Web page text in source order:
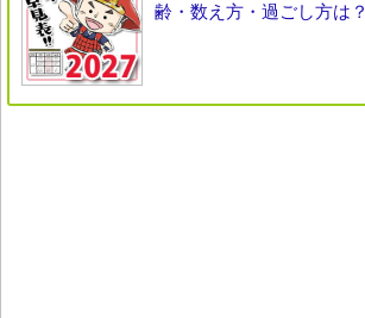
齢・数え方・過ごし方は？